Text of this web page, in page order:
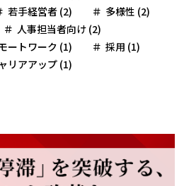
若手経営者 (2)
多様性 (2)
人事担当者向け (2)
ートワーク (1)
採用 (1)
リアアップ (1)